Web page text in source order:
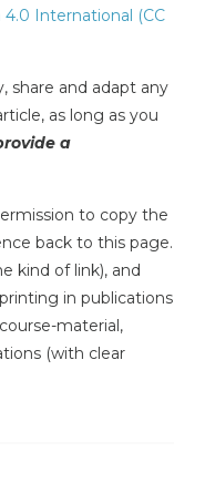
International (CC
share and adapt any
as long as you
a
to copy the
back to this page.
kind of link), and
in publications
material,
(with clear